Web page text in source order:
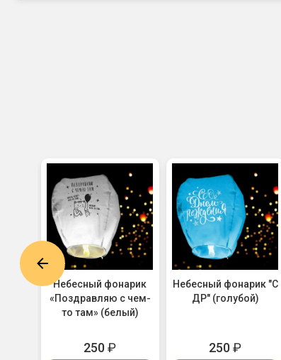
"Я
Небесный фонарик
«Поздравляю с чем-
то там» (белый)
250₽
Небесный фонарик "С
ДР" (голубой)
250₽